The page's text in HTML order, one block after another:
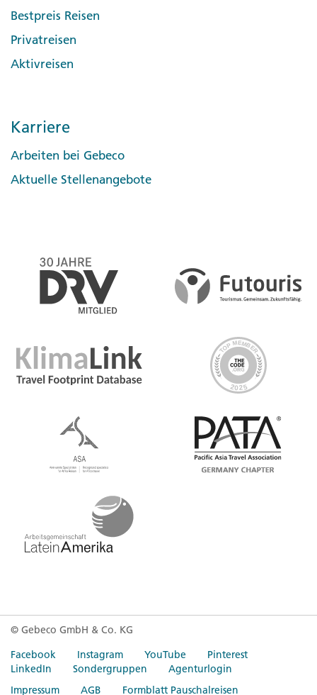
Bestpreis Reisen
Privatreisen
Aktivreisen
Karriere
Arbeiten bei Gebeco
Aktuelle Stellenangebote
© Gebeco GmbH & Co. KG
Facebook
Instagram YouTube
Pinterest
LinkedIn
Sondergruppen
Agenturlogin
Impressum
AGB Formblatt Pauschalreisen